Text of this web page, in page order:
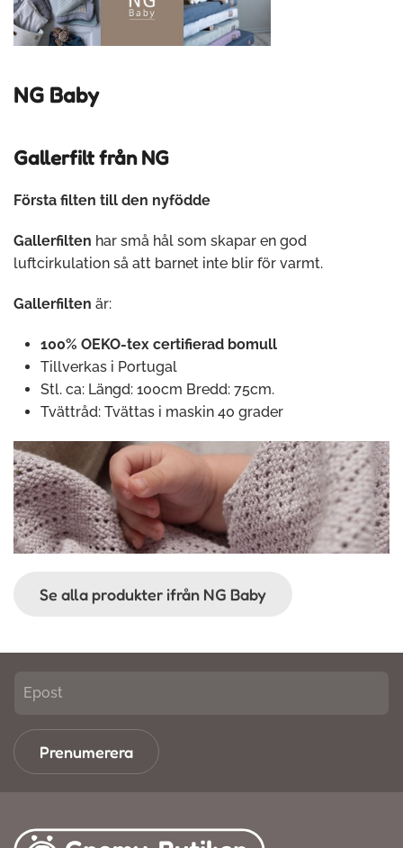
NG Baby
Gallerfilt från NG
Första filten till den nyfödde
Gallerfilten har små hål som skapar en god
luftcirkulation så att barnet inte blir för varmt.
Gallerfilten är:
100% OEKO-tex certifierad bomull
Tillverkas i Portugal
Stl. ca: Längd: 100cm Bredd: 75cm.
Tvättråd: Tvättas i maskin 40 grader
Se alla produkter ifrån NG Baby
Prenumerera